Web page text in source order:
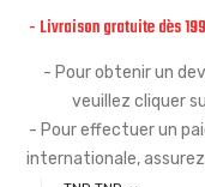
- Livraison gratuite dès
- Pour obtenir un
veuillez cliquer
- Pour effectuer un
internationale,